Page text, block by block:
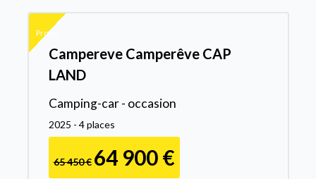
Promo
Campereve Camperêve CAP
LAND
Camping-car - occasion
2025 - 4 places
65 450 € 64 900 €